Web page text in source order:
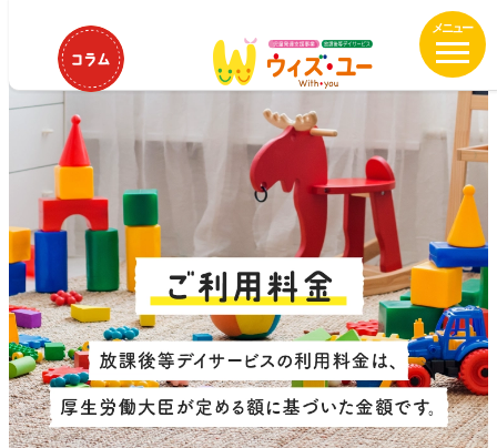
ン
へ
移
動